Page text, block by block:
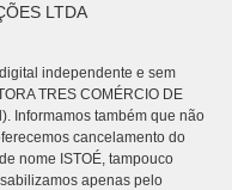
LTDA
independente e sem
TRES COMÉRCIO DE
Informamos também que não
cancelamento do
nome ISTOÉ, tampouco
apenas pelo